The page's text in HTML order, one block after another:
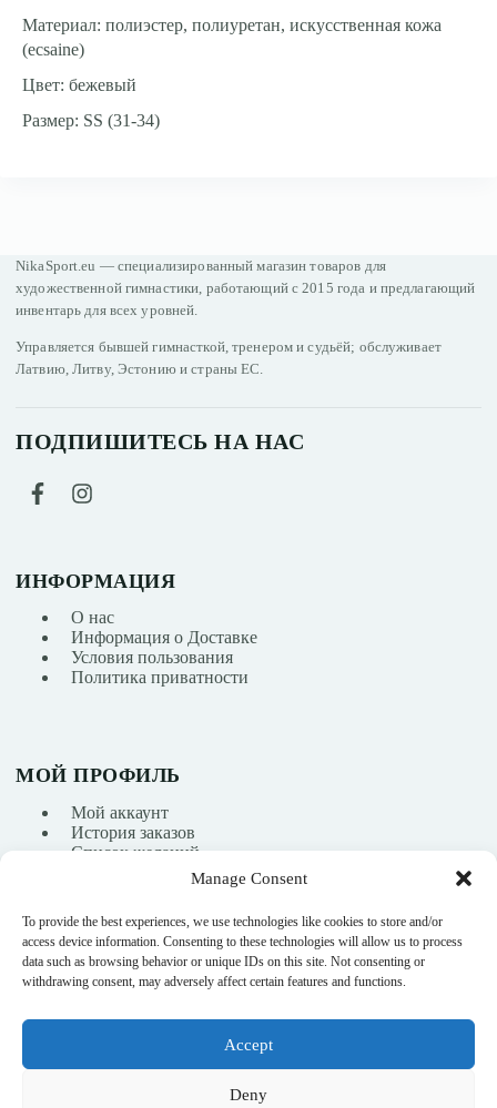
Manage Consent
To provide the best experiences, we use technologies like cookies to store and/or
access device information. Consenting to these technologies will allow us to process
data such as browsing behavior or unique IDs on this site. Not consenting or
withdrawing consent, may adversely affect certain features and functions.
Accept
Deny
Материал: полиэстер, полиуретан, искусственная кожа
(ecsaine)
Цвет: бежевый
Размер: SS (31-34)
NikaSport.eu — специализированный магазин товаров для
художественной гимнастики, работающий с 2015 года и предлагающий
инвентарь для всех уровней.
Управляется бывшей гимнасткой, тренером и судьёй; обслуживает
Латвию, Литву, Эстонию и страны ЕС.
ПОДПИШИТЕСЬ НА НАС
ИНФОРМАЦИЯ
О нас
Информация о Доставке
Условия пользования
Политика приватности
МОЙ ПРОФИЛЬ
Мой аккаунт
История заказов
Список желаний
info@nikasport.eu
+371 28228266